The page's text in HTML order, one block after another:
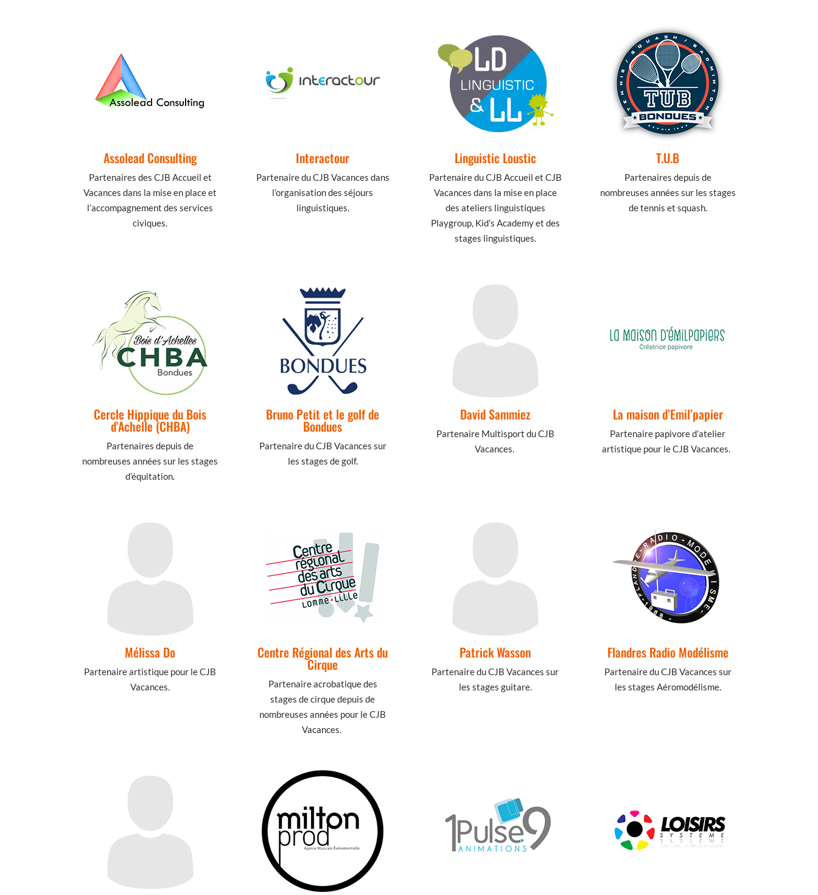
Assolead Consulting
Partenaires des CJB Accueil et
Vacances dans la mise en place et
l’accompagnement des services
civiques.
Interactour
Partenaire du CJB Vacances dans
l’organisation des séjours
linguistiques.
Linguistic Loustic
Partenaire du CJB Accueil et CJB
Vacances dans la mise en place
des ateliers linguistiques
Playgroup, Kid’s Academy et des
stages linguistiques.
T.U.B
Partenaires depuis de
nombreuses années sur les stages
de tennis et squash.
Cercle Hippique du Bois
d’Achelle (CHBA)
Partenaires depuis de
nombreuses années sur les stages
d’équitation.
Bruno Petit et le golf de
Bondues
Partenaire du CJB Vacances sur
les stages de golf.
David Sammiez
Partenaire Multisport du CJB
Vacances.
La maison d’Emil’papier
Partenaire papivore d’atelier
artistique pour le CJB Vacances.
Mélissa Do
Partenaire artistique pour le CJB
Vacances.
Centre Régional des Arts du
Cirque
Partenaire acrobatique des
stages de cirque depuis de
nombreuses années pour le CJB
Vacances.
Patrick Wasson
Partenaire du CJB Vacances sur
les stages guitare.
Flandres Radio Modélisme
Partenaire du CJB Vacances sur
les stages Aéromodélisme.